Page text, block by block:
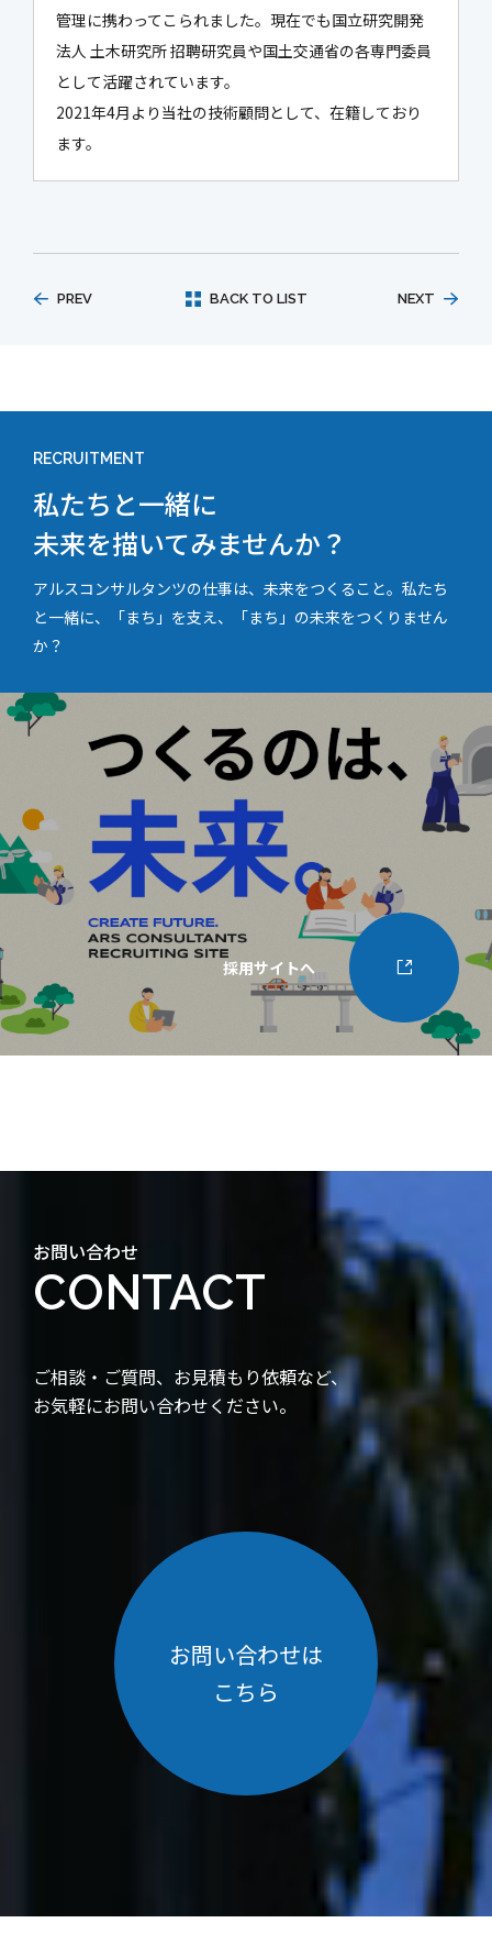
管理に携わってこられました。現在でも国立研究開発
法人 土木研究所 招聘研究員や国土交通省の各専門委員
として活躍されています。
2021年4月より当社の技術顧問として、在籍しており
ます。
PREV BACK TO LIST NEXT
RECRUITMENT
私たちと一緒に
未来を描いてみませんか？
アルスコンサルタンツの仕事は、未来をつくること。私たち
と一緒に、「まち」を支え、「まち」の未来をつくりません
か？
採用サイトへ
お問い合わせ
CONTACT
ご相談・ご質問、お見積もり依頼など、
お気軽にお問い合わせください。
お問い合わせは
こちら